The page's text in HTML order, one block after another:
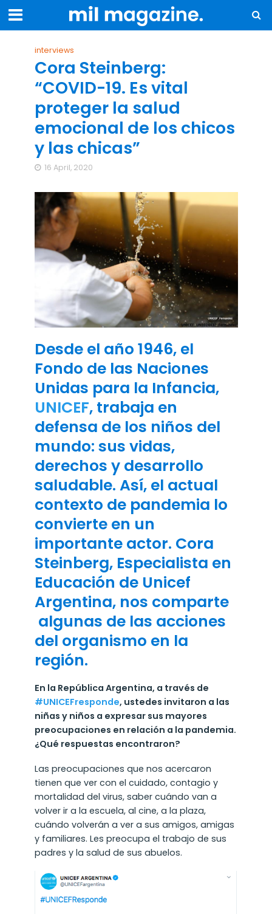
interviews
Cora Steinberg:
“COVID-19. Es vital
proteger la salud
emocional de los chicos
y las chicas”
16 April, 2020
Desde el año 1946, el
Fondo de las Naciones
Unidas para la Infancia,
UNICEF, trabaja en
defensa de los niños del
mundo: sus vidas,
derechos y desarrollo
saludable. Así, el actual
contexto de pandemia lo
convierte en un
importante actor. Cora
Steinberg, Especialista en
Educación de Unicef
Argentina, nos comparte
algunas de las acciones
del organismo en la
región.
En la República Argentina, a través de
#UNICEFresponde, ustedes invitaron a las
niñas y niños a expresar sus mayores
preocupaciones en relación a la pandemia.
¿Qué respuestas encontraron?
Las preocupaciones que nos acercaron
tienen que ver con el cuidado, contagio y
mortalidad del virus, saber cuándo van a
volver ir a la escuela, al cine, a la plaza,
cuándo volverán a ver a sus amigos, amigas
y familiares. Les preocupa el trabajo de sus
padres y la salud de sus abuelos.